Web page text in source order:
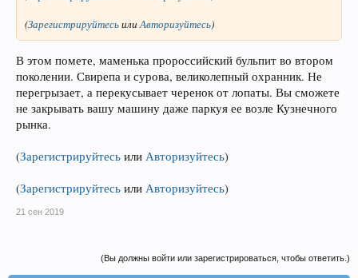
(ЗарегистрируйтесьилиАвторизуйтесь)
В этом помете, маменька пророссийский бульпит во втором
поколении. Свирепа и сурова, великолепный охранник. Не
перегрызает, а перекусывает черенок от лопаты. Вы сможете
не закрывать вашу машину даже паркуя ее возле Кузнечного
рынка.
(Зарегистрируйтесь или Авторизуйтесь)
(Зарегистрируйтесь или Авторизуйтесь)
21 сен 2019
(Вы должны войти или зарегистрироваться, чтобы ответить.)